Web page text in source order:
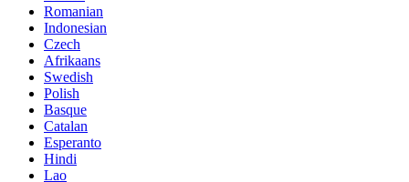
Romanian
Indonesian
Czech
Afrikaans
Swedish
Polish
Basque
Catalan
Esperanto
Hindi
Lao